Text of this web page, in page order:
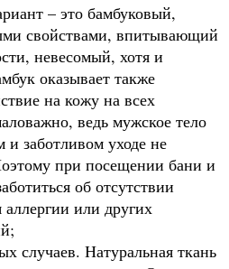
– это бамбуковый,
свойствами, впитывающий
невесомый, хотя и
оказывает также
на кожу на всех
ведь мужское тело
и заботливом уходе не
при посещении бани и
об отсутствии
или других
случаев. Натуральная ткань